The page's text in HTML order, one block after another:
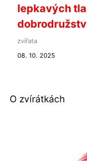
lepkavých
zvířata
08. 10. 2025
O zvírátkách